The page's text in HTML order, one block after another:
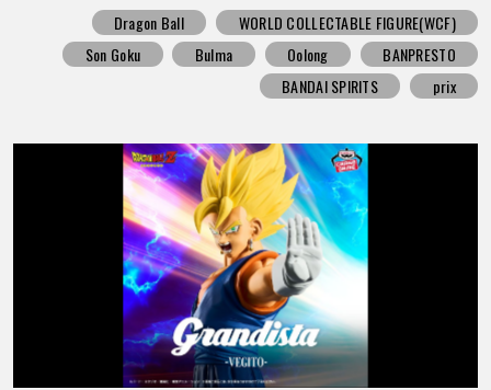
Dragon Ball
WORLD COLLECTABLE FIGURE(WCF)
Son Goku
Bulma Oolong
BANPRESTO
BANDAI SPIRITS
prix